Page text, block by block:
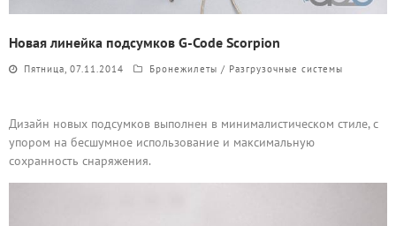
Новая линейка подсумков G-Code Scorpion
Пятница, 07.11.2014 Бронежилеты / Разгрузочные системы
Дизайн новых подсумков выполнен в минималистическом стиле, с
упором на бесшумное использование и максимальную
сохранность снаряжения.